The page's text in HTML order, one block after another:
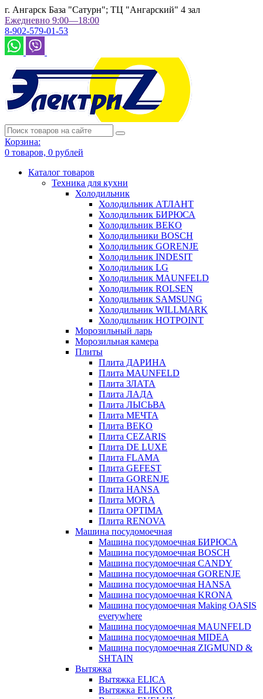
г. Ангарск База "Сатурн"; ТЦ "Ангарский" 4 зал
Ежедневно 9:00—18:00
8-902-579-01-53
Корзина:
0 товаров, 0 рублей
Каталог товаров
Техника для кухни
Холодильник
Холодильник АТЛАНТ
Холодильник БИРЮСА
Холодильник BEKO
Холодильники BOSCH
Холодильник GORENJE
Холодильник INDESIT
Холодильник LG
Холодильник MAUNFELD
Холодильник ROLSEN
Холодильник SAMSUNG
Холодильник WILLMARK
Холодильник HOTPOINT
Морозильный ларь
Морозильная камера
Плиты
Плита ДАРИНА
Плита MAUNFELD
Плита ЗЛАТА
Плита ЛАДА
Плита ЛЫСЬВА
Плита МЕЧТА
Плита BEKO
Плита CEZARIS
Плита DE LUXE
Плита FLAMA
Плита GEFEST
Плита GORENJE
Плита HANSA
Плита MORA
Плита OPTIMA
Плита RENOVA
Машина посудомоечная
Машина посудомоечная БИРЮСА
Машина посудомоечная BOSCH
Машина посудомоечная CANDY
Машина посудомоечная GORENJE
Машина посудомоечная HANSA
Машина посудомоечная KRONA
Машина посудомоечная Making OASIS
everywhere
Машина посудомоечная MAUNFELD
Машина посудомоечная MIDEA
Машина посудомоечная ZIGMUND &
SHTAIN
Вытяжка
Вытяжка ELICA
Вытяжка ELIKOR